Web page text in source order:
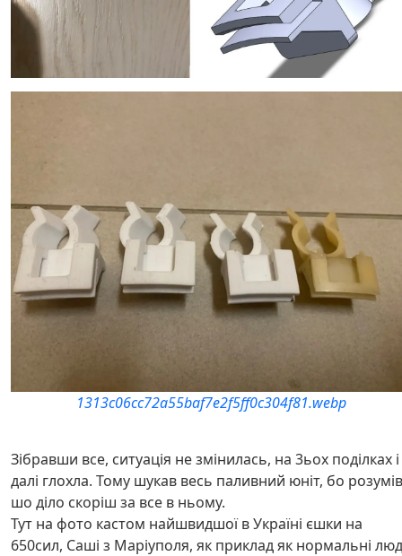
1313c06cc72a55baf7e2f5ff0c304f81.webp
Зібравши все, ситуація не змінилась, на 3ьох поділках і
далі глохла. Тому шукав весь паливний юніт, бо розумів
шо діло скоріш за все в ньому.
Тут на фото кастом найшвидшої в Україні єшки на
650сил, Саші з Маріуполя, як приклад як нормальні